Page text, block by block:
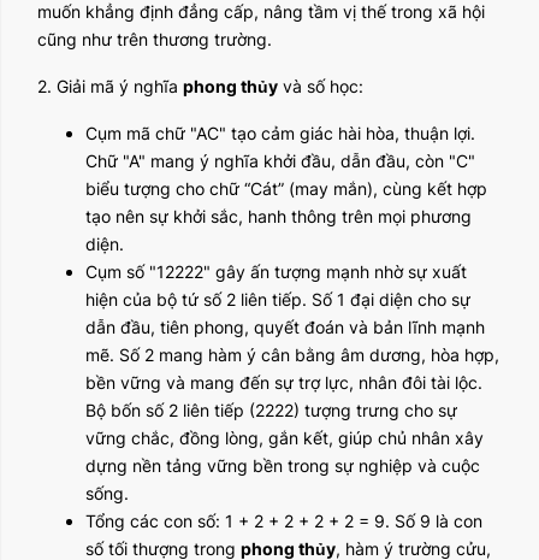
muốn khẳng định đẳng cấp, nâng tầm vị thế trong xã hội
cũng như trên thương trường.
2. Giải mã ý nghĩa phong thủy và số học:
Cụm mã chữ "AC" tạo cảm giác hài hòa, thuận lợi.
Chữ "A" mang ý nghĩa khởi đầu, dẫn đầu, còn "C"
biểu tượng cho chữ “Cát” (may mắn), cùng kết hợp
tạo nên sự khởi sắc, hanh thông trên mọi phương
diện.
Cụm số "12222" gây ấn tượng mạnh nhờ sự xuất
hiện của bộ tứ số 2 liên tiếp. Số 1 đại diện cho sự
dẫn đầu, tiên phong, quyết đoán và bản lĩnh mạnh
mẽ. Số 2 mang hàm ý cân bằng âm dương, hòa hợp,
bền vững và mang đến sự trợ lực, nhân đôi tài lộc.
Bộ bốn số 2 liên tiếp (2222) tượng trưng cho sự
vững chắc, đồng lòng, gắn kết, giúp chủ nhân xây
dựng nền tảng vững bền trong sự nghiệp và cuộc
sống.
Tổng các con số: 1 + 2 + 2 + 2 + 2 = 9. Số 9 là con
số tối thượng trong phong thủy, hàm ý trường cửu,